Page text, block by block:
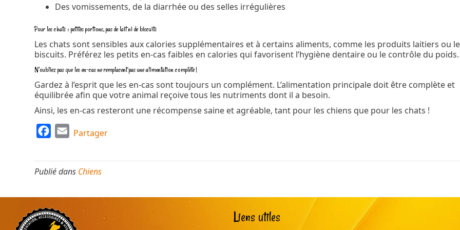
Des vomissements, de la diarrhée ou des selles irrégulières
Pour les chats : petites portions, pas de lait ni de biscuits
Les chats sont sensibles aux calories supplémentaires et à certains aliments, comme les produits laitiers ou
biscuits. Préférez les petits en-cas faibles en calories qui favorisent l’hygiène dentaire ou le contrôle du poids.
N’oubliez pas que les en-cas ne remplacent pas une alimentation complète !
Gardez à l’esprit que les en-cas sont toujours un complément. L’alimentation principale doit être complète et
équilibrée afin que votre animal reçoive tous les nutriments dont il a besoin.
Ainsi, les en-cas resteront une récompense saine et agréable, tant pour les chiens que pour les chats !
c
e
o
E
a
i
Partager
Publié dans Chiens
Liens utiles